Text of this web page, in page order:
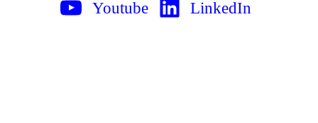
Youtube LinkedIn